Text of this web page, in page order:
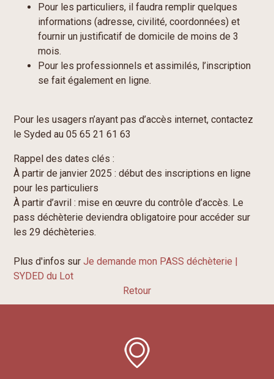
Pour les particuliers, il faudra remplir quelques
informations (adresse, civilité, coordonnées) et
fournir un justificatif de domicile de moins de 3
mois.
Pour les professionnels et assimilés, l’inscription
se fait également en ligne.
Pour les usagers n’ayant pas d’accès internet, contactez
le Syded au 05 65 21 61 63
Rappel des dates clés :
À partir de janvier 2025 : début des inscriptions en ligne
pour les particuliers
À partir d’avril : mise en œuvre du contrôle d’accès. Le
pass déchèterie deviendra obligatoire pour accéder sur
les 29 déchèteries.
Plus d'infos surJe demande mon PASS déchèterie |
SYDED du Lot
Retour